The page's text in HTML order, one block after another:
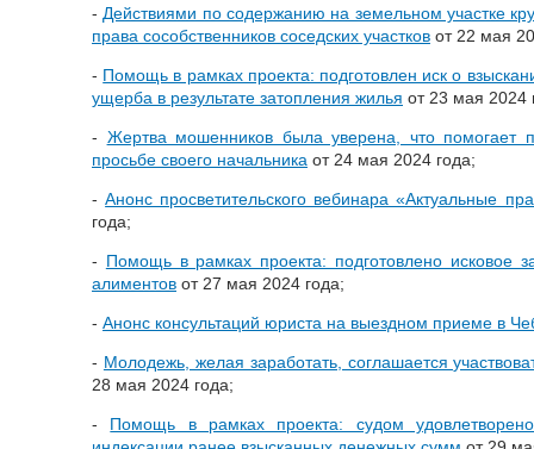
- Действиями по содержанию на земельном участке
права сособственников соседских участков от 22 мая
- Помощь в рамках проекта: подготовлен иск о
ущерба в результате затопления жилья от 23 мая 2024
- Жертва мошенников была уверена, что помогает
просьбе своего начальника от 24 мая 2024 года;
-Анонс просветительского вебинара «Актуальные
года;
- Помощь в рамках проекта: подготовлено исковое
алиментов от 27 мая 2024 года;
- Анонс консультаций юриста на выездном приеме в
- Молодежь, желая заработать, соглашается
28 мая 2024 года;
- Помощь в рамках проекта: судом